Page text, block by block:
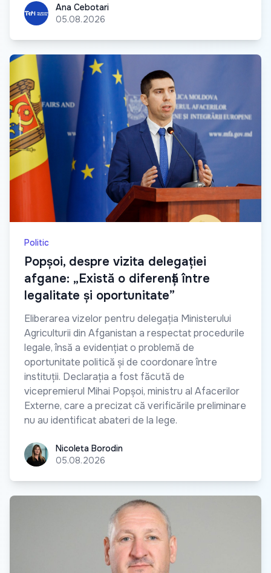
Ana CebotariAna Cebotari
05.08.2026
Politic
Popșoi, despre vizita delegației
afgane: „Există o diferență între
legalitate și oportunitate”
Eliberarea vizelor pentru delegația Ministerului
Agriculturii din Afganistan a respectat procedurile
legale, însă a evidențiat o problemă de
oportunitate politică și de coordonare între
instituții. Declarația a fost făcută de
vicepremierul Mihai Popșoi, ministru al Afacerilor
Externe, care a precizat că verificările preliminare
nu au identificat abateri de la lege.
Nicoleta Borodin
Nicoleta Borodin
05.08.2026